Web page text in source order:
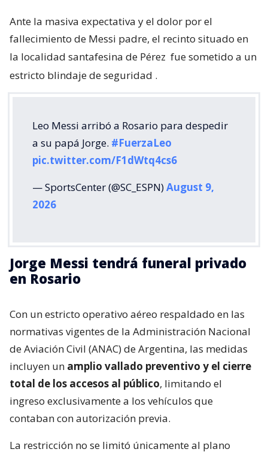
Ante la masiva expectativa y el dolor por el
fallecimiento de Messi padre, el recinto situado en
la localidad santafesina de Pérez fue sometido a un
estricto blindaje de seguridad .
Leo Messi arribó a Rosario para despedir
a su papá Jorge. #FuerzaLeo
pic.twitter.com/F1dWtq4cs6
— SportsCenter (@SC_ESPN)August 9,
2026
Jorge Messi tendrá funeral privado
en Rosario
Con un estricto operativo aéreo respaldado en las
normativas vigentes de la Administración Nacional
de Aviación Civil (ANAC) de Argentina, las medidas
incluyen un amplio vallado preventivo y el cierre
total de los accesos al público, limitando el
ingreso exclusivamente a los vehículos que
contaban con autorización previa.
La restricción no se limitó únicamente al plano